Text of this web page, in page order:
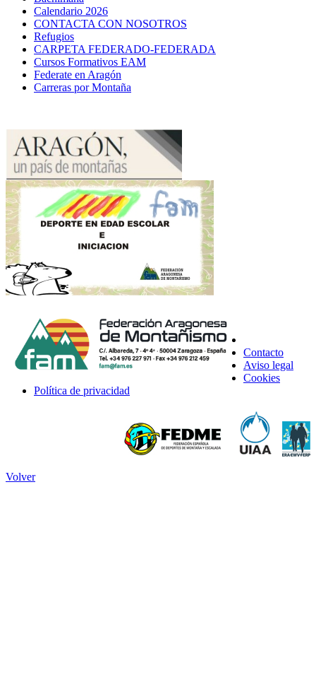
Calendario 2026
CONTACTA CON NOSOTROS
Refugios
CARPETA FEDERADO-FEDERADA
Cursos Formativos EAM
Federate en Aragón
Carreras por Montaña
Contacto
Aviso legal
Cookies
Política de privacidad
Volver